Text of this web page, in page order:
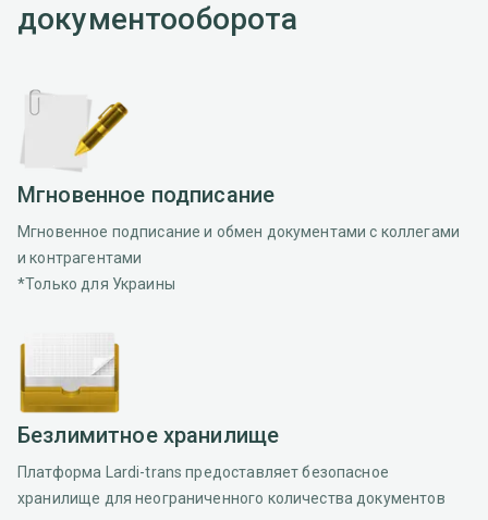
документооборота
Мгновенное подписание
Мгновенное подписание и обмен документами с коллегами
и контрагентами
*Только для Украины
Безлимитное хранилище
Платформа Lardi-trans предоставляет безопасное
хранилище для неограниченного количества документов